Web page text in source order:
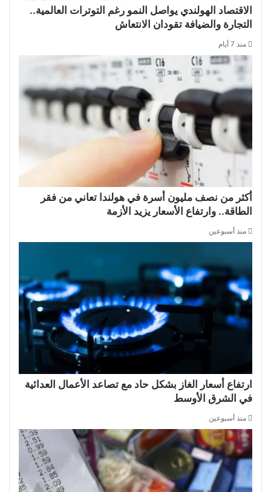
الاقتصاد الهولندي يواصل النمو رغم التوترات العالمية..
التجارة والضيافة تقودان الانتعاش
منذ 7 أيام
أكثر من نصف مليون أسرة في هولندا تعاني من فقر
الطاقة.. وارتفاع الأسعار يزيد الأزمة
منذ أسبوعين
ارتفاع أسعار الغاز بشكل حاد مع تصاعد الأعمال العدائية
في الشرق الأوسط
منذ أسبوعين